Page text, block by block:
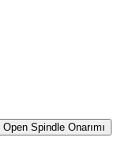
Open Spindle Onarımı